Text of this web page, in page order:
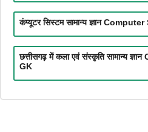
कंप्यूटर सिस्टम सामान्य ज्ञान
छत्तीसगढ़ में कला एवं संस्कृति सामान्य
GK